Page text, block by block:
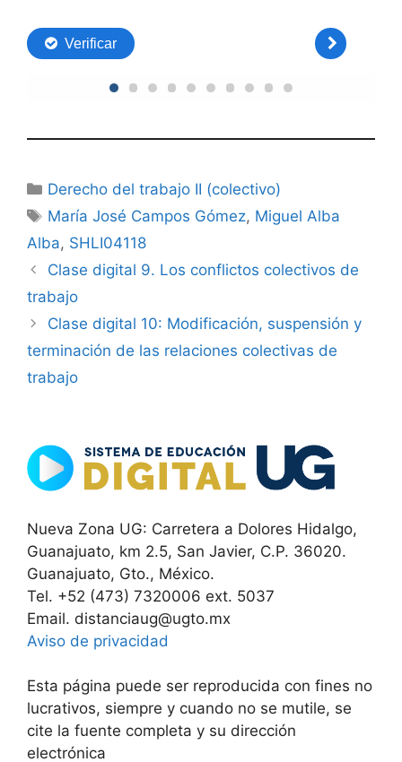
Categorías
Derecho del trabajo II (colectivo)
Etiquetas
María José Campos Gómez, Miguel Alba
Alba, SHLI04118
Clase digital 9. Los conflictos colectivos de
trabajo
Clase digital 10: Modificación, suspensión y
terminación de las relaciones colectivas de
trabajo
Nueva Zona UG: Carretera a Dolores Hidalgo,
Guanajuato, km 2.5, San Javier, C.P. 36020.
Guanajuato, Gto., México.
Tel. +52 (473) 7320006 ext. 5037
Email. distanciaug@ugto.mx
Aviso de privacidad
Esta página puede ser reproducida con fines no
lucrativos, siempre y cuando no se mutile, se
cite la fuente completa y su dirección
electrónica